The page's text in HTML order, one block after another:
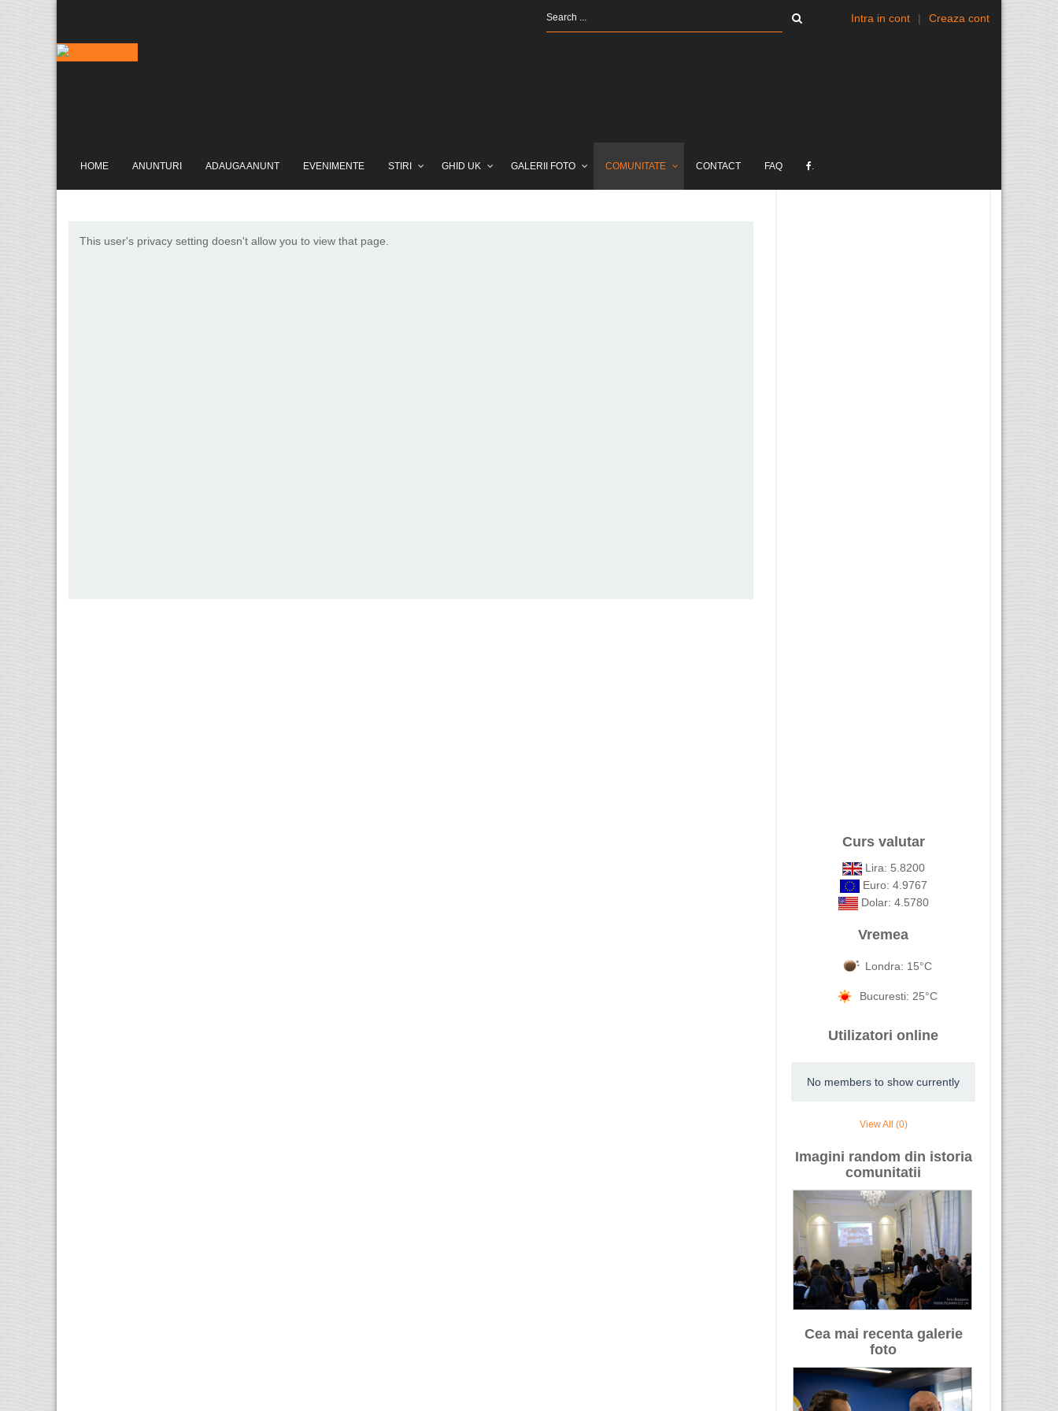
Intra in cont | Creaza cont
HOME ANUNTURI ADAUGA ANUNT EVENIMENTE STIRI GHID UK GALERII FOTO COMUNITATE CONTACT FAQ .
This user's privacy setting doesn't allow you to view that page.
Curs valutar
Lira: 5.8200
Euro: 4.9767
Dolar: 4.5780
Vremea
Londra: 15°C
Bucuresti: 25°C
Utilizatori online
No members to show currently
View All (0)
Imagini random din istoria
comunitatii
Cea mai recenta galerie
foto